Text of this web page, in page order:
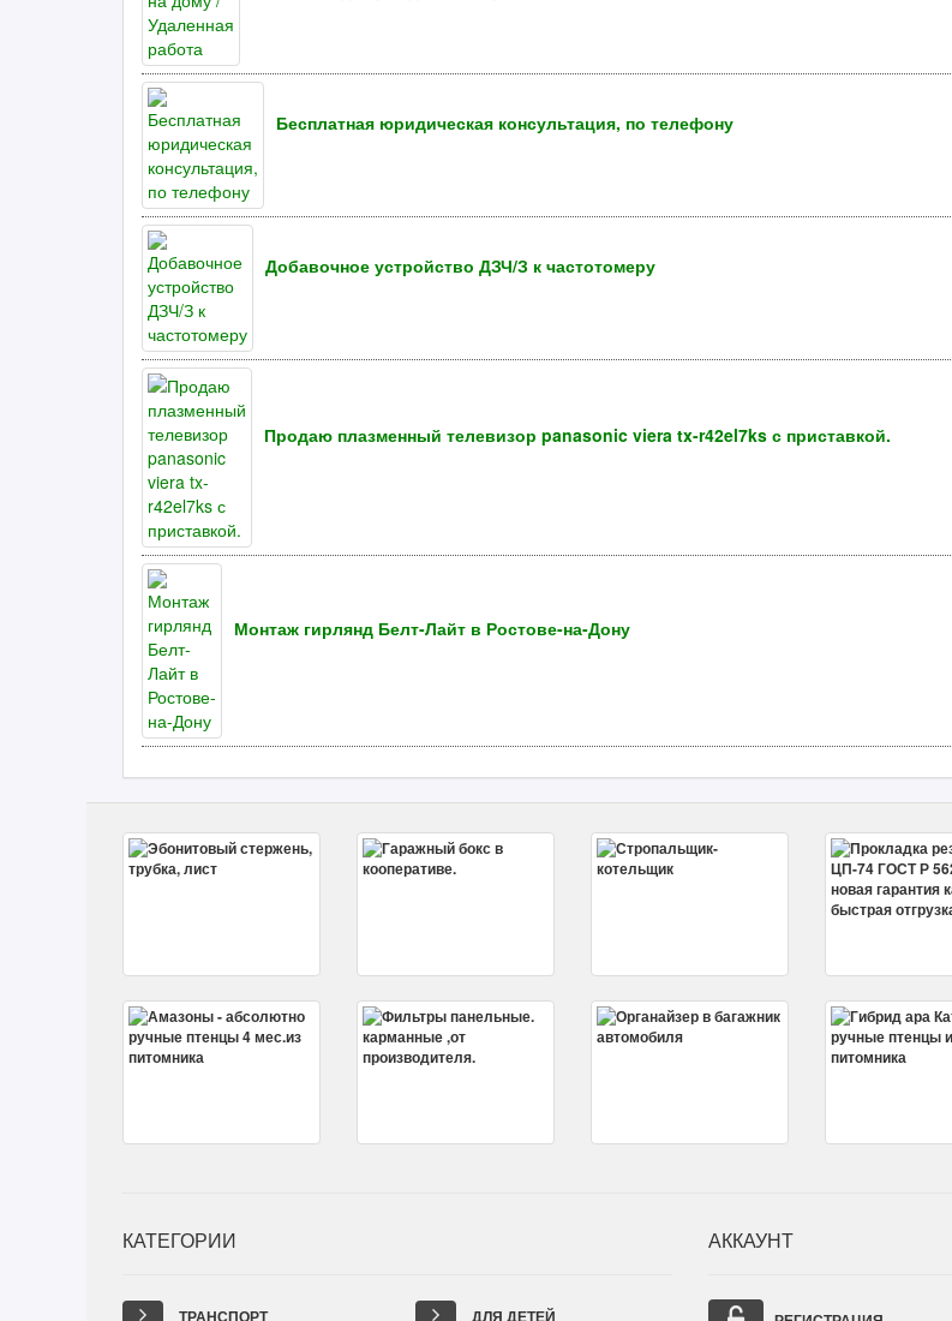
Бесплатная юридическая консультация, по телефону
Добавочное устройство ДЗЧ/З к частотомеру
Продаю плазменный телевизор panasonic viera tx-r42el7ks с приставкой.
Монтаж гирлянд Белт-Лайт в Ростове-на-Дону
КАТЕГОРИИ
ТРАНСПОРТ ДЛЯ ДЕТЕЙ
АККАУНТ